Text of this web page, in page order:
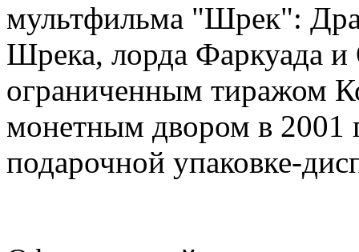
мультфильма "Шрек":
Шрека, лорда Фаркуада
ограниченным тиражом
монетным двором в 2001
подарочной упаковке-